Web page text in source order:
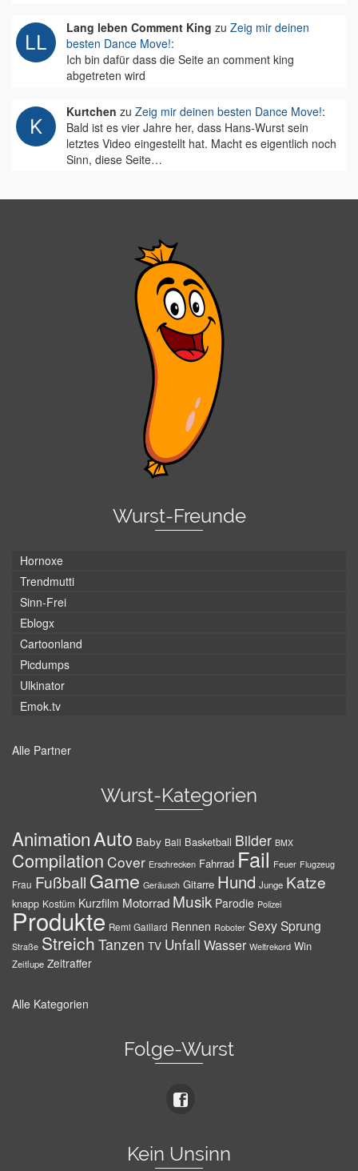
Lang leben Comment King zu Zeig mir deinen
besten Dance Move!:
Ich bin dafür dass die Seite an comment king
abgetreten wird
Kurtchen zu Zeig mir deinen besten Dance Move!:
Bald ist es vier Jahre her, dass Hans-Wurst sein
letztes Video eingestellt hat. Macht es eigentlich noch
Sinn, diese Seite…
Wurst-Freunde
Hornoxe
Trendmutti
Sinn-Frei
Eblogx
Cartoonland
Picdumps
Ulkinator
Emok.tv
Alle Partner
Wurst-Kategorien
AnimationAuto Baby Ball Basketball Bilder BMX
Compilation Cover Erschrecken Fahrrad Fail Feuer Flugzeug
Frau Fußball Game Geräusch Gitarre Hund Junge Katze
knapp Kostüm Kurzfilm Motorrad Musik Parodie Polizei
Produkte Remi Gaillard Rennen Roboter SexySprung
Straße Streich Tanzen TV Unfall Wasser Weltrekord Win
Zeitlupe Zeitraffer
Alle Kategorien
Folge-Wurst
Kein Unsinn